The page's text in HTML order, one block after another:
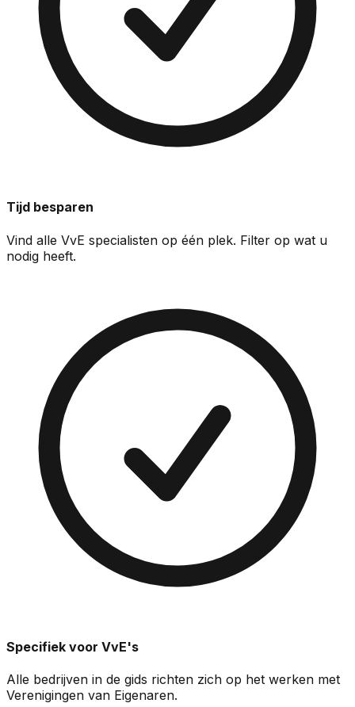
Tijd besparen
Vind alle VvE specialisten op één plek. Filter op wat u
nodig heeft.
Specifiek voor VvE's
Alle bedrijven in de gids richten zich op het werken met
Verenigingen van Eigenaren.